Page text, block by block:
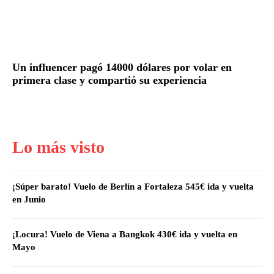
Un influencer pagó 14000 dólares por volar en
primera clase y compartió su experiencia
Lo más visto
¡Súper barato! Vuelo de Berlín a Fortaleza 545€ ida y vuelta
en Junio
¡Locura! Vuelo de Viena a Bangkok 430€ ida y vuelta en
Mayo